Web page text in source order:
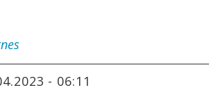
- 06:11